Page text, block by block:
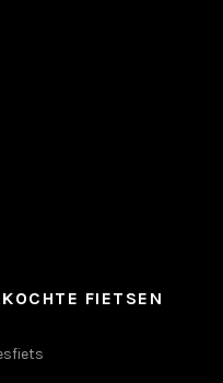
FIETSEN